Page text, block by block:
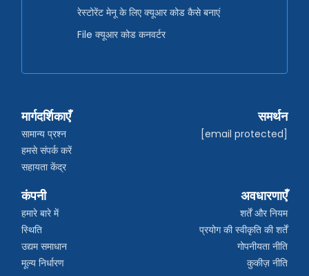
रेस्टोरेंट मेनू के लिए क्यूआर कोड कैसे बनाएं
File क्यूआर कोड कनवर्टर
मार्गदर्शिकाएँ
सामान्य प्रश्न
हमसे संपर्क करें
सहायता केंद्र
समर्थन
[email protected]
कंपनी
हमारे बारे में
स्थिति
उद्यम समाधान
मूल्य निर्धारण
अवधारणाएँ
शर्तें और नियम
प्रयोग की स्वीकृति की शर्तें
गोपनीयता नीति
कुकीज़ नीति